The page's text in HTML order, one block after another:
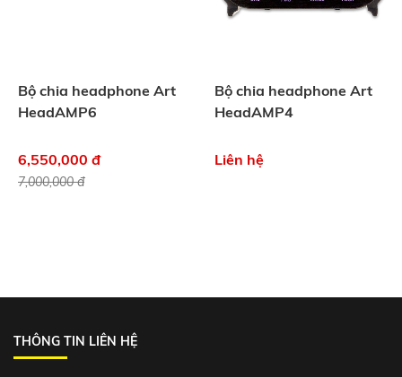
Bộ chia headphone Art
HeadAMP6
6,550,000 đ
7,000,000 đ
Bộ chia headphone Art
HeadAMP4
Liên hệ
THÔNG TIN LIÊN HỆ